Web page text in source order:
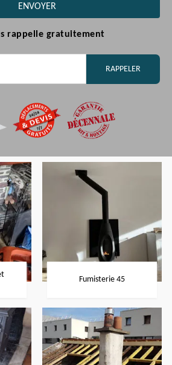
rappelle gratuitement
Fumisterie 45